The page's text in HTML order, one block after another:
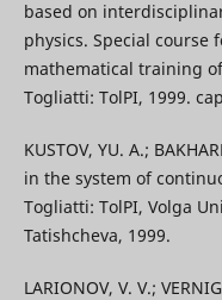
based on
physics. Special course
mathematical training
Togliatti: TolPI, 1999.
KUSTOV, YU. A.;
in the system of
Togliatti: TolPI, Volga
Tatishcheva, 1999.
LARIONOV, V. V.;